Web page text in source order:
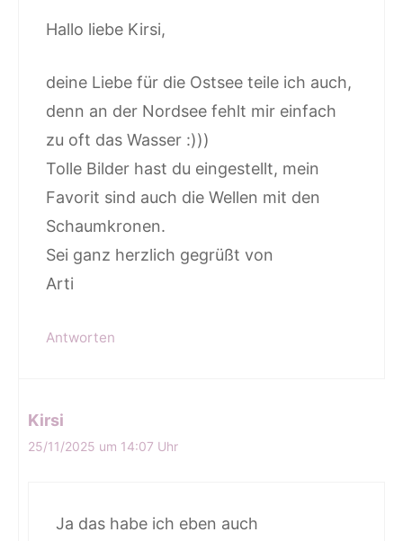
Hallo liebe Kirsi,
deine Liebe für die Ostsee teile ich auch,
denn an der Nordsee fehlt mir einfach
zu oft das Wasser :)))
Tolle Bilder hast du eingestellt, mein
Favorit sind auch die Wellen mit den
Schaumkronen.
Sei ganz herzlich gegrüßt von
Arti
Antworten
Kirsi
25/11/2025 um 14:07 Uhr
Ja das habe ich eben auch